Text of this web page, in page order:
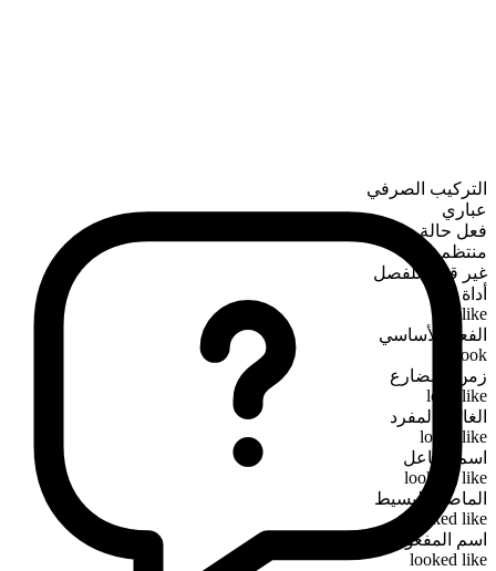
التركيب الصرفي
عباري
فعل حالة
منتظم
غير قابل للفصل
أداة
like
الفعل الأساسي
look
زمن المضارع
look like
الغائب المفرد
looks like
اسم الفاعل
looking like
الماضي البسيط
looked like
اسم المفعول
looked like